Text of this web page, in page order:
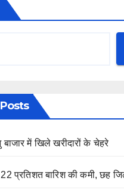
में खिले खरीदारों के चेहरे
प्रतिशत बारिश की कमी, छह